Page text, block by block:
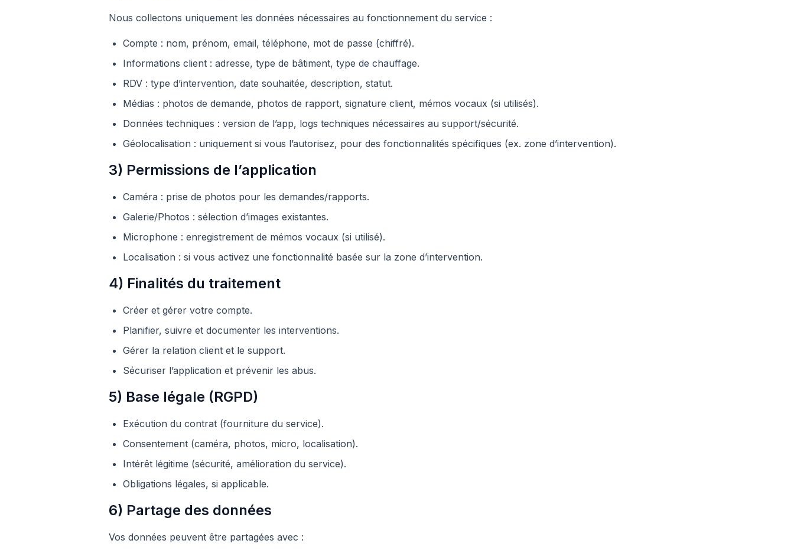
Nous collectons uniquement les données nécessaires au fonctionnement du service :
Compte : nom, prénom, email, téléphone, mot de passe (chiffré).
Informations client : adresse, type de bâtiment, type de chauffage.
RDV : type d’intervention, date souhaitée, description, statut.
Médias : photos de demande, photos de rapport, signature client, mémos vocaux (si utilisés).
Données techniques : version de l’app, logs techniques nécessaires au support/sécurité.
Géolocalisation : uniquement si vous l’autorisez, pour des fonctionnalités spécifiques (ex. zone d’intervention).
3) Permissions de l’application
Caméra : prise de photos pour les demandes/rapports.
Galerie/Photos : sélection d’images existantes.
Microphone : enregistrement de mémos vocaux (si utilisé).
Localisation : si vous activez une fonctionnalité basée sur la zone d’intervention.
4) Finalités du traitement
Créer et gérer votre compte.
Planifier, suivre et documenter les interventions.
Gérer la relation client et le support.
Sécuriser l’application et prévenir les abus.
5) Base légale (RGPD)
Exécution du contrat (fourniture du service).
Consentement (caméra, photos, micro, localisation).
Intérêt légitime (sécurité, amélioration du service).
Obligations légales, si applicable.
6) Partage des données
Vos données peuvent être partagées avec :